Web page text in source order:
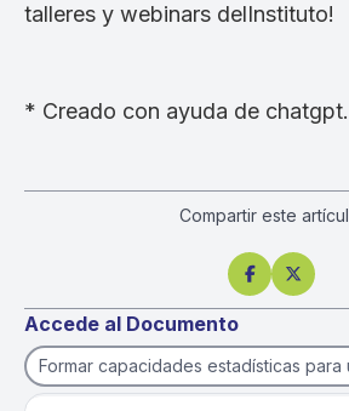
talleres y webinars delInstituto!
* Creado con ayuda de
Compartir este
 
Accede al Documento
Formar capacidades estadísticas